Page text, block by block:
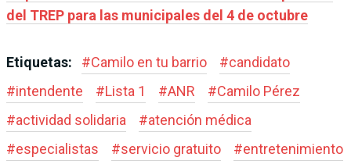
del TREP para las municipales del 4 de octubre
Etiquetas: #Camilo en tu barrio #candidato
#intendente #Lista 1 #ANR #Camilo Pérez
#actividad solidaria #atención médica
#especialistas #servicio gratuito #entretenimiento